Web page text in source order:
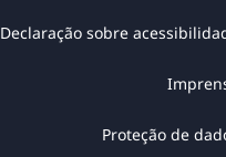
Declaração sobre
Proteção de